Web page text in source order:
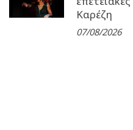
Καρέζη
07/08/2026